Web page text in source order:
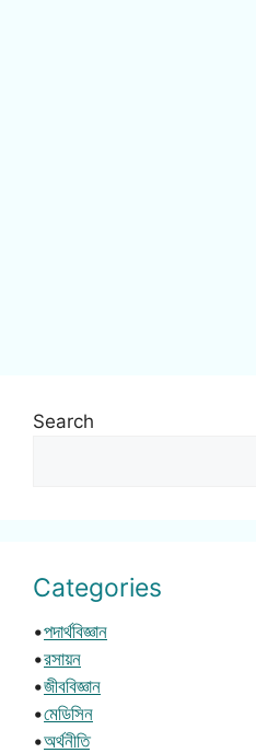
Search
Categories
•পদার্থবিজ্ঞান
•রসায়ন
•জীববিজ্ঞান
•মেডিসিন
•অর্থনীতি